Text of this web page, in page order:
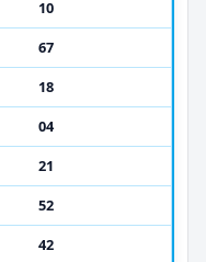
10
67
18
04
21
52
42